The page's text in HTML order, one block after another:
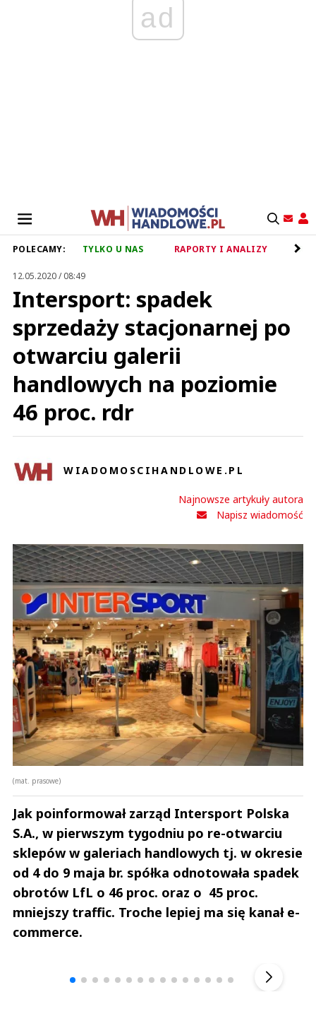
ad
POLECAMY: TYLKO U NAS RAPORTY I ANALIZY
12.05.2020 / 08:49
Intersport: spadek
sprzedaży stacjonarnej po
otwarciu galerii
handlowych na poziomie
46 proc. rdr
WIADOMOSCIHANDLOWE.PL
Najnowsze artykuły autora
Napisz wiadomość
(mat. prasowe)
Jak poinformował zarząd Intersport Polska
S.A., w pierwszym tygodniu po re-otwarciu
sklepów w galeriach handlowych tj. w okresie
od 4 do 9 maja br. spółka odnotowała spadek
obrotów LfL o 46 proc. oraz o 45 proc.
mniejszy traffic. Troche lepiej ma się kanał e-
commerce.